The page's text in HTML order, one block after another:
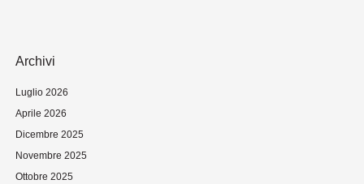
Archivi
Luglio 2026
Aprile 2026
Dicembre 2025
Novembre 2025
Ottobre 2025